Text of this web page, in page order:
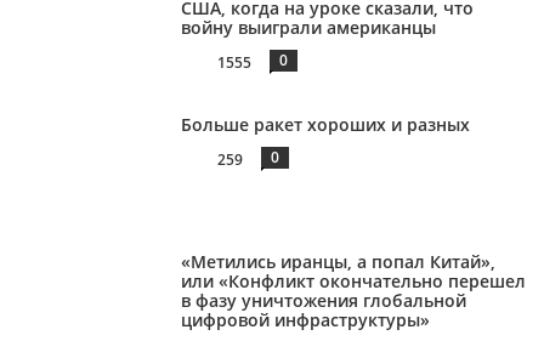
США, когда на уроке сказали, что
войну выиграли американцы
1555 0
Больше ракет хороших и разных
259 0
«Метились иранцы, а попал Китай»,
или «Конфликт окончательно перешел
в фазу уничтожения глобальной
цифровой инфраструктуры»